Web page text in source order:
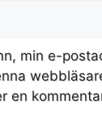
min e-
en